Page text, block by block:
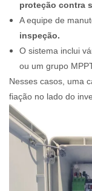
proteção contra
A equipe de
inspeção.
O sistema inclui
ou um grupo
Nesses casos, uma
fiação no lado do